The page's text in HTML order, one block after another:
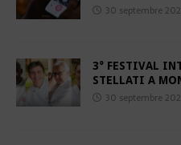
30 septembre
3° FESTIVAL
STELLATI A
30 septembre